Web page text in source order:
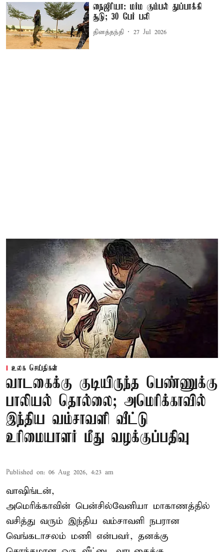
நைஜீரியா: மர்ம கும்பல் துப்பாக்கி
சூடு; 30 பேர் பலி
தினத்தந்தி 27 Jul 2026
உலக செய்திகள்
வாடகைக்கு குடியிருந்த பெண்ணுக்கு
பாலியல் தொல்லை; அமெரிக்காவில்
இந்திய வம்சாவளி வீட்டு
உரிமையாளர் மீது வழக்குப்பதிவு
Published on: 06 Aug 2026, 4:23 am
வாஷிங்டன்,
அமெரிக்காவின் பென்சில்வேனியா மாகாணத்தில்
வசித்து வரும் இந்திய வம்சாவளி நபரான
வெங்கடாசலம் மணி என்பவர், தனக்கு